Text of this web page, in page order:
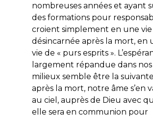
nombreuses années et ayant
des formations pour
croient simplement en une vie
désincarnée après la mort, en
vie de « purs esprits ».
largement répandue dans nos
milieux semble être la
après la mort, notre âme s’en
au ciel, auprès de Dieu avec
elle sera en communion pour